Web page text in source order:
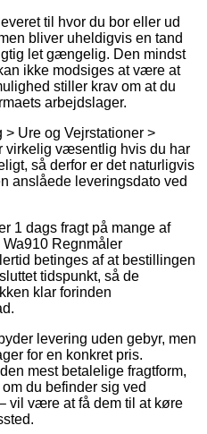
til hvor du bor eller ud
bliver uheldigvis en tand
let gængelig. Den mindst
ikke modsiges at være at
stiller krav om at du
arbejdslager.
Ure og Vejrstationer >
virkelig væsentlig hvis du har
så derfor er det naturligvis
anslåede leveringsdato ved
1 dags fragt på mange af
Regnmåler
betinges af at bestillingen
tidspunkt, så de
klar forinden
levering uden gebyr, men
for en konkret pris.
mest betalelige fragtform,
du befinder sig ved
vil være at få dem til at køre